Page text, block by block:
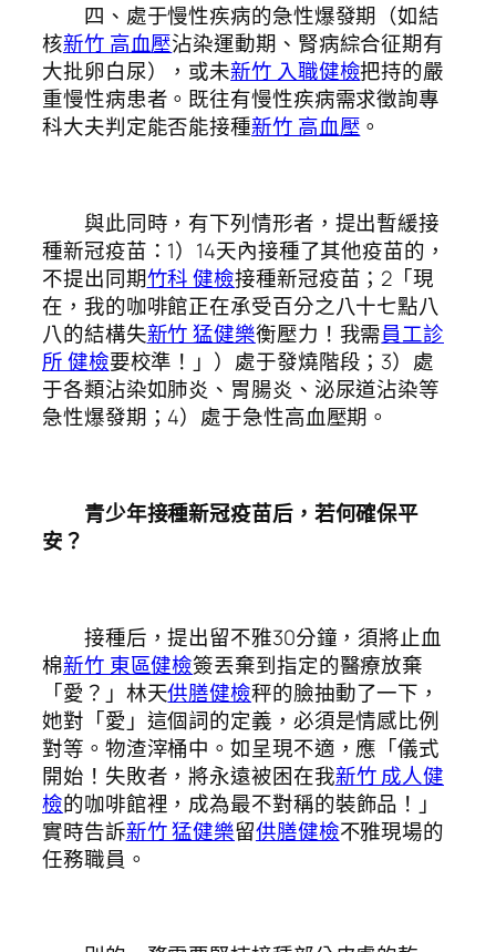
四、處于慢性疾病的急性爆發期（如結
核新竹 高血壓沾染運動期、腎病綜合征期有
大批卵白尿），或未新竹 入職健檢把持的嚴
重慢性病患者。既往有慢性疾病需求徵詢專
科大夫判定能否能接種新竹 高血壓 。
與此同時，有下列情形者，提出暫緩接
種新冠疫苗：1）14天內接種了其他疫苗的，
不提出同期竹科 健檢接種新冠疫苗；2「現
在，我的咖啡館正在承受百分之八十七點八
八的結構失新竹 猛健樂衡壓力！我需員工診
所 健檢要校準！」）處于發燒階段；3）處
于各類沾染如肺炎、胃腸炎、泌尿道沾染等
急性爆發期；4）處于急性高血壓期。
青少年接種新冠疫苗后，若何確保平
安？
接種后，提出留不雅30分鐘，須將止血
棉新竹 東區健檢簽丟棄到指定的醫療放棄
「愛？」林天供膳健檢秤的臉抽動了一下，
她對「愛」這個詞的定義，必須是情感比例
對等。物渣滓桶中。如呈現不適，應「儀式
開始！失敗者，將永遠被困在我新竹 成人健
檢的咖啡館裡，成為最不對稱的裝飾品！」
實時告訴新竹 猛健樂留供膳健檢不雅現場的
任務職員。